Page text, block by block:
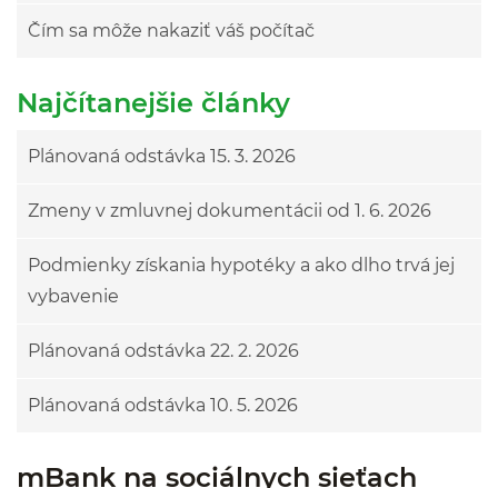
Čím sa môže nakaziť váš počítač
Najčítanejšie články
Plánovaná odstávka 15. 3. 2026
Zmeny v zmluvnej dokumentácii od 1. 6. 2026
Podmienky získania hypotéky a ako dlho trvá jej
vybavenie
Plánovaná odstávka 22. 2. 2026
Plánovaná odstávka 10. 5. 2026
mBank na sociálnych sieťach